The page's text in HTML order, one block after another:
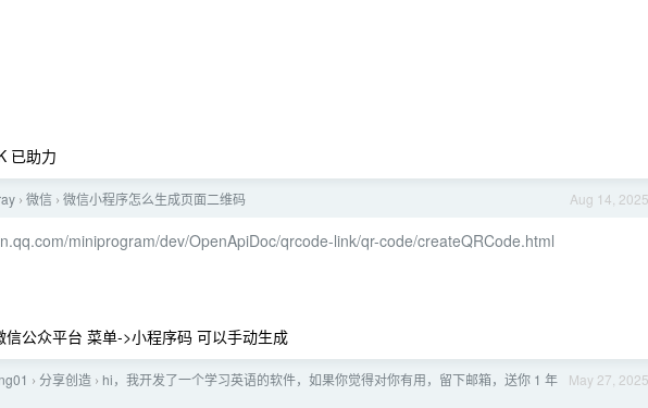
已助力
Aug 14, 2025
› 微信 › 微信小程序怎么生成页面二维码
miniprogram/dev/OpenApiDoc/qrcode-link/qr-code/createQRCode.html
公众平台 菜单->小程序码 可以手动生成
May 27, 2025
› 分享创造 › hi，我开发了一个学习英语的软件，如果你觉得对你有用，留下邮箱，送你 1 年